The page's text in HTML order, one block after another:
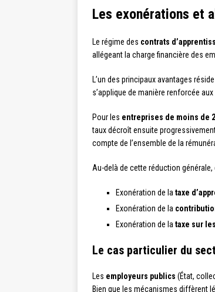
Les exonérations et
Le régime des contrats
allégeant la charge financière des
L’un des principaux avantages
s’applique de manière renforcée
Pour les entreprises de moins de
taux décroît ensuite
compte de l’ensemble de la
Au-delà de cette réduction
Exonération de la taxe
Exonération de la
Exonération de la taxe sur
Le cas particulier du
Les employeurs publics (État,
Bien que les mécanismes diffèrent